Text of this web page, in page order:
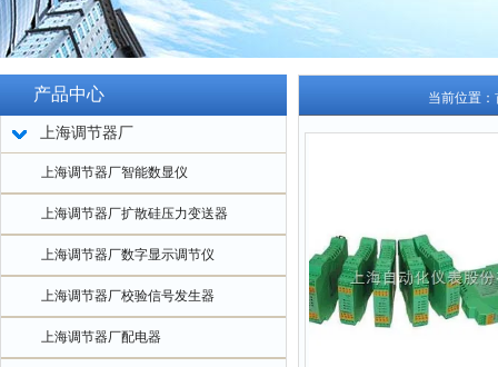
产品中心
上海调节器厂
上海调节器厂智能数显仪
上海调节器厂扩散硅压力变送器
上海调节器厂数字显示调节仪
上海调节器厂校验信号发生器
上海调节器厂配电器
当前位置：